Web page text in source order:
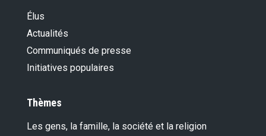
Élus
Actualités
Communiqués de presse
Initiatives populaires
Thèmes
Les gens, la famille, la société et la religion